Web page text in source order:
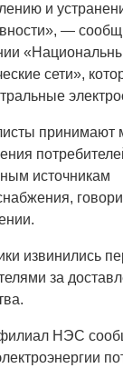
и
—
сети»,
принимают
источникам
извинились
за
НЭС